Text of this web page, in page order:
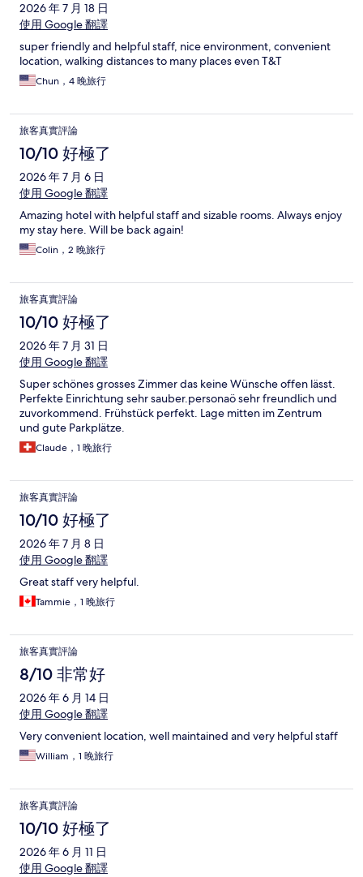
2026 年 7 月 18 日
使用 Google 翻譯
super friendly and helpful staff, nice environment, convenient
location, walking distances to many places even T&T
Chun，4 晚旅行
旅客真實評論
10/10 好極了
2026 年 7 月 6 日
使用 Google 翻譯
Amazing hotel with helpful staff and sizable rooms. Always enjoy
my stay here. Will be back again!
Colin，2 晚旅行
旅客真實評論
10/10 好極了
2026 年 7 月 31 日
使用 Google 翻譯
Super schönes grosses Zimmer das keine Wünsche offen lässt.
Perfekte Einrichtung sehr sauber.personaö sehr freundlich und
zuvorkommend. Frühstück perfekt. Lage mitten im Zentrum
und gute Parkplätze.
Claude，1 晚旅行
旅客真實評論
10/10 好極了
2026 年 7 月 8 日
使用 Google 翻譯
Great staff very helpful.
Tammie，1 晚旅行
旅客真實評論
8/10 非常好
2026 年 6 月 14 日
使用 Google 翻譯
Very convenient location, well maintained and very helpful staff
William，1 晚旅行
旅客真實評論
10/10 好極了
2026 年 6 月 11 日
使用 Google 翻譯